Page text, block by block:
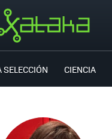
SELECCIÓN CIENCIA